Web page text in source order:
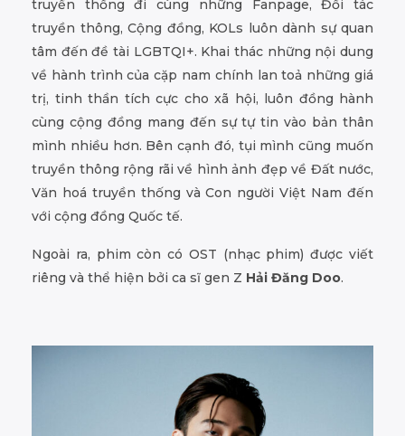
truyền thống đi cùng những Fanpage, Đối tác
truyền thông, Cộng đồng, KOLs luôn dành sự quan
tâm đến đề tài LGBTQI+. Khai thác những nội dung
về hành trình của cặp nam chính lan toả những giá
trị, tinh thần tích cực cho xã hội, luôn đồng hành
cùng cộng đồng mang đến sự tự tin vào bản thân
mình nhiều hơn. Bên cạnh đó, tụi mình cũng muốn
truyền thông rộng rãi về hình ảnh đẹp về Đất nước,
Văn hoá truyền thống và Con người Việt Nam đến
với cộng đồng Quốc tế.
Ngoài ra, phim còn có OST (nhạc phim) được viết
riêng và thể hiện bởi ca sĩ gen Z Hải Đăng Doo.